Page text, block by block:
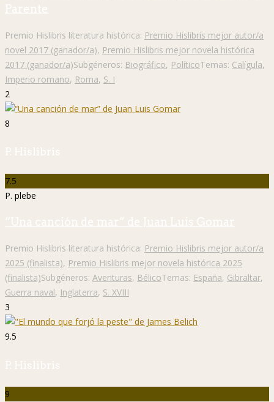
Parente
Premio Hislibris literatura histórica: Premio Hislibris mejor autor/a
novel 2017 (ganador/a), Premio Hislibris mejor novela histórica
2017 (ganador/a)Subgéneros: Biográfico, PolíticoTemas: Calígula,
Imperio romano, Roma, S. I
2
8
P. Hislibris
7.5
P. plebe
“Una canción de mar” de Juan Luis Gomar
Premio Hislibris literatura histórica: Premio Hislibris mejor autor/a
2025 (finalista), Premio Hislibris mejor novela histórica 2025
(finalista)Subgéneros: Aventuras, BélicoTemas: España, Gibraltar,
Guerra naval, Inglaterra, S. XVIII
3
9.5
P. Hislibris
9